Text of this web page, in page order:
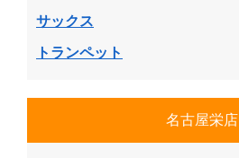
サックス
トランペット
名古屋栄店